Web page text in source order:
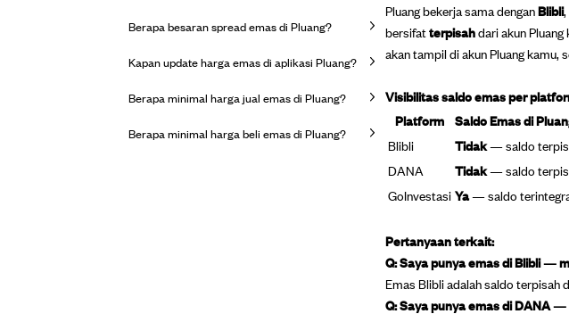
Pluang bekerja sama denganBlibli,
bersifatterpisahdari akun
akan tampil di akun Pluang kamu,
Visibilitas saldo emas per
Platform Saldo Emas di
Blibli
Tidak— saldo
DANA
Tidak— saldo
GoInvestasiYa— saldo
Pertanyaan terkait:
Q: Saya punya emas di Blibli —
Emas Blibli adalah saldo terpisah
Q: Saya punya emas di DANA
Berapa besaran spread emas di Pluang?
Kapan update harga emas di aplikasi Pluang?
Berapa minimal harga jual emas di Pluang?
Berapa minimal harga beli emas di Pluang?